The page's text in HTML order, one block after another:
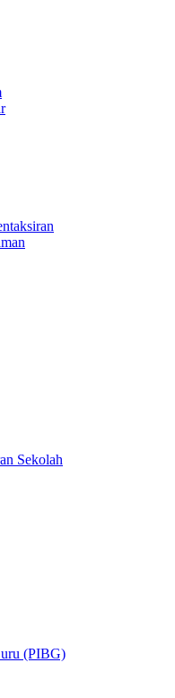
Sekolah
(PIBG)